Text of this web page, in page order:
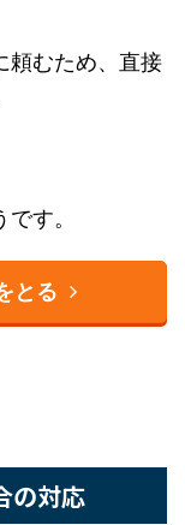
頼むため、直
す。
とる
対応